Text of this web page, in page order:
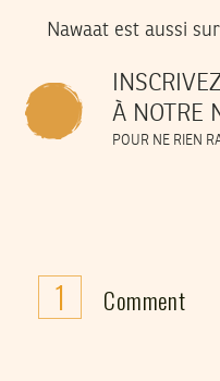
Nawaat est aussi
À NOTRE
POUR NE RIEN
1 Comment